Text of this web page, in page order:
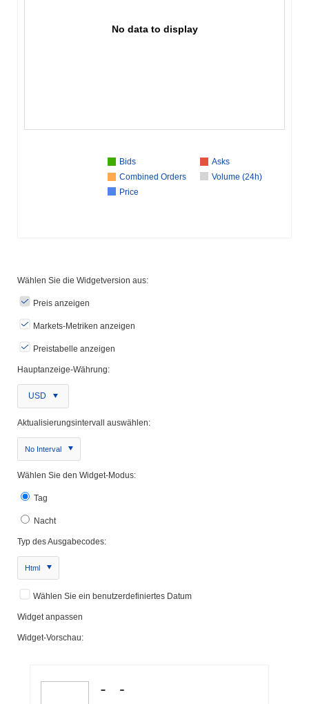
No data to display
Bids
Asks
Combined Orders
Volume (24h)
Price
Wählen Sie die Widgetversion aus:
Preis anzeigen
Markets-Metriken anzeigen
Preistabelle anzeigen
Hauptanzeige-Währung:
USD
Aktualisierungsintervall auswählen:
No Interval
Wählen Sie den Widget-Modus:
Tag
Nacht
Typ des Ausgabecodes:
Html
Wählen Sie ein benutzerdefiniertes Datum
Widget anpassen
Widget-Vorschau: